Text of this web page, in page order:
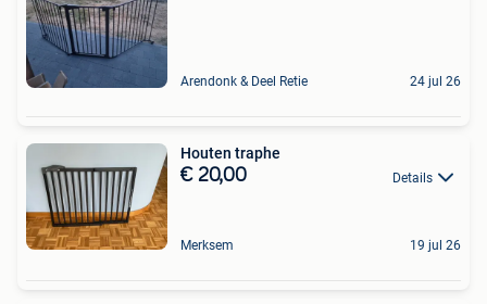
Arendonk & Deel Retie 24 jul 26
Houten traphe
€ 20,00 Details
Merksem 19 jul 26